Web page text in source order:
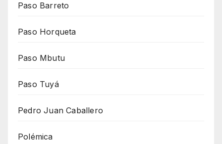
Paso Barreto
Paso Horqueta
Paso Mbutu
Paso Tuyá
Pedro Juan Caballero
Polémica